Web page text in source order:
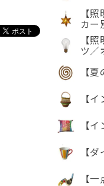
【
カー
【
ツ／
【
【
【
【
【